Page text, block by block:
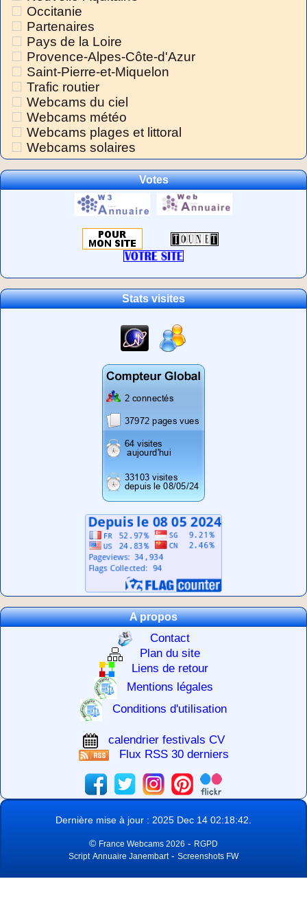
Occitanie
Partenaires
Pays de la Loire
Provence-Alpes-Côte-d'Azur
Saint-Pierre-et-Miquelon
Trafic routier
Webcams du ciel
Webcams météo
Webcams plages et littoral
Webcams solaires
Votes
Stats visites
A propos
Contact
Plan du site
Liens de retour
Mentions légales
Conditions d'utilisation
calendrier festivals CV
Flux RSS 30 derniers
Dernière mise à jour : 2025 Dec 14 02:18:42.
© France Webcams 2026 - RGPD
Script Annuaire Janembart- Screenshots FW